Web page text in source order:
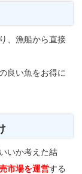
、漁船から直接
良い魚をお得に
いか考えた結
市場を運営する